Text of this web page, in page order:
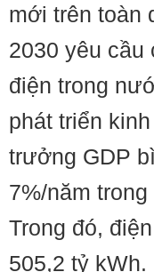
mới trên toàn
2030 yêu cầu
điện trong
phát triển
trưởng GDP
7%/năm
Trong đó,
505,2 tỷ